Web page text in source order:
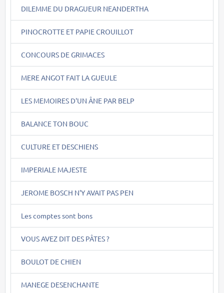
DILEMME DU DRAGUEUR NEANDERTHA
PINOCROTTE ET PAPIE CROUILLOT
CONCOURS DE GRIMACES
MERE ANGOT FAIT LA GUEULE
LES MEMOIRES D'UN ÂNE PAR BELP
BALANCE TON BOUC
CULTURE ET DESCHIENS
IMPERIALE MAJESTE
JEROME BOSCH N'Y AVAIT PAS PEN
Les comptes sont bons
VOUS AVEZ DIT DES PÂTES ?
BOULOT DE CHIEN
MANEGE DESENCHANTE